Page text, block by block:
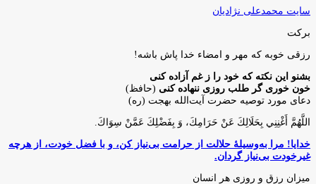
سایت محمدعلی نژادیان
برکت
رزقی خوبه كه مهر و امضاء خدا پاش باشه!
بشنو این نکته که خود را ز غم آزاده کنی
خون خوری گر طلب روزی ننهاده کنی (حافظ)
دعای مورد توصیه حضرت آیت‌الله بهجت (ره)
اللَّهُمَّ أَغْنِنِي بِحَلَالِكَ عَنْ حَرَامِكَ، وَ بِفَضْلِكَ عَمَّنْ سِوَاكَ‏.
خدایا! مرا به‌وسیلۀ حلالت از حرامت بی‌نیاز کن، و با فضل خودت، از هرچه
غیرخودت بی‌نیاز گردان.
میزان رزق و روزی هر انسان